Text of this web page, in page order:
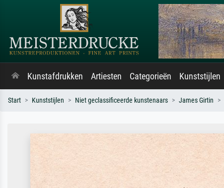
Kunstafdrukken Artiesten Categorieën Kunststijlen
Start Kunststijlen Niet geclassificeerde kunstenaars James Girtin